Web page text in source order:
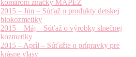
komárom značky MAPEZ
2015 – Jún – Súťaž o produkty detskej
biokozmetiky
2015 – Máj – Súťaž o výrobky slnečnej
kozmetiky
2015 – Apríl – Súťažte o prípravky pre
krásne vlasy